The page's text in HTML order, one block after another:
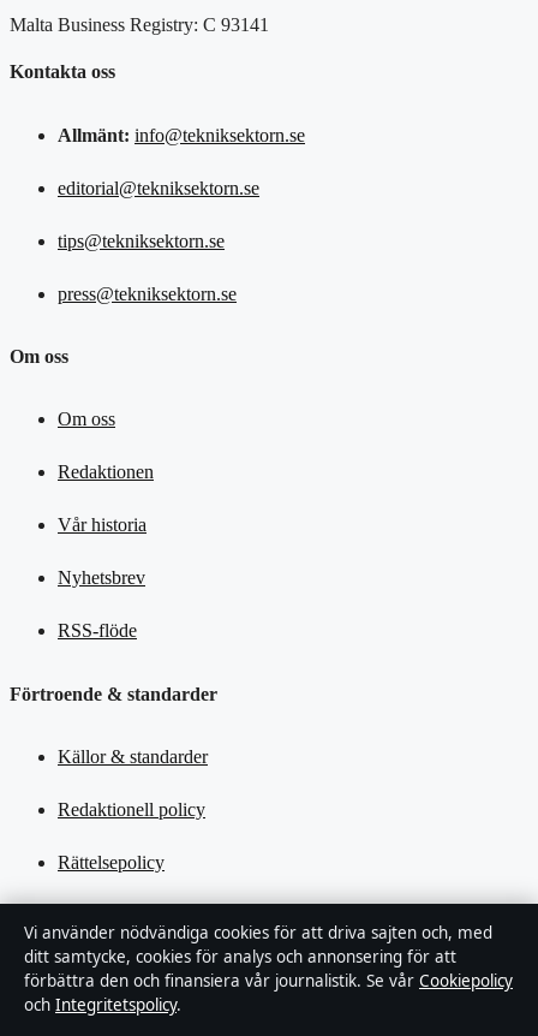
Malta Business Registry: C 93141
Kontakta oss
Allmänt: info@tekniksektorn.se
editorial@tekniksektorn.se
tips@tekniksektorn.se
press@tekniksektorn.se
Om oss
Om oss
Redaktionen
Vår historia
Nyhetsbrev
RSS-flöde
Förtroende & standarder
Källor & standarder
Redaktionell policy
Rättelsepolicy
Kändisar & integritet
Integritetspolicy
Vi använder nödvändiga cookies för att driva sajten och, med
ditt samtycke, cookies för analys och annonsering för att
förbättra den och finansiera vår journalistik. Se vår Cookiepolicy
och Integritetspolicy.